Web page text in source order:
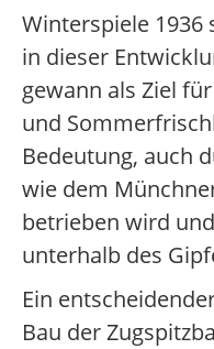
Winterspiele 1936
in dieser
gewann als Ziel
und
Bedeutung, auch
wie dem
betrieben wird
unterhalb des
Ein
Bau der